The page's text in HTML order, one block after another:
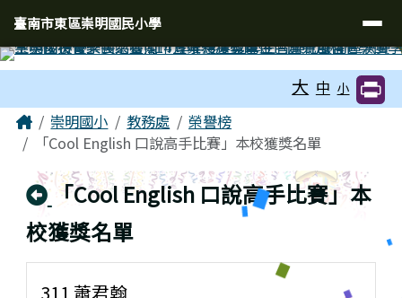
臺南市東區崇明國民小學
導覽列
臺南市東區崇明國民小學
大 中 小
主內容區域
Home崇明國小 教務處
榮譽榜
「Cool English 口說高手比賽」本校獲獎名單
回上頁
「Cool English 口說高手比賽」本
校獲獎名單
311 蕭君翰
頁尾區域